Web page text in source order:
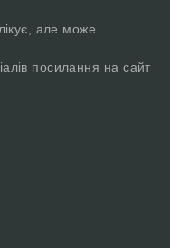
але може
посилання на сайт